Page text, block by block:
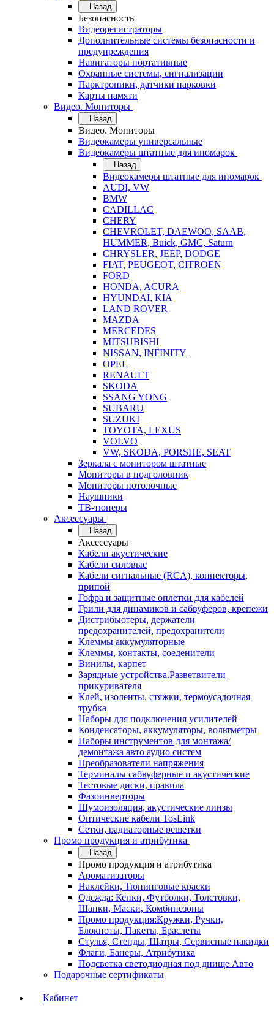
Назад
Безопасность
Видеорегистраторы
Дополнительные системы безопасности и
предупреждения
Навигаторы портативные
Охранные системы, сигнализации
Парктроники, датчики парковки
Карты памяти
Видео. Мониторы
Назад
Видео. Мониторы
Видеокамеры универсальные
Видеокамеры штатные для иномарок
Назад
Видеокамеры штатные для иномарок
AUDI, VW
BMW
CADILLAC
CHERY
CHEVROLET, DAEWOO, SAAB,
HUMMER, Buick, GMC, Saturn
CHRYSLER, JEEP, DODGE
FIAT, PEUGEOT, CITROEN
FORD
HONDA, ACURA
HYUNDAI, KIA
LAND ROVER
MAZDA
MERCEDES
MITSUBISHI
NISSAN, INFINITY
OPEL
RENAULT
SKODA
SSANG YONG
SUBARU
SUZUKI
TOYOTA, LEXUS
VOLVO
VW, SKODA, PORSHE, SEAT
Зеркала с монитором штатные
Мониторы в подголовник
Мониторы потолочные
Наушники
ТВ-тюнеры
Аксессуары
Назад
Аксессуары
Кабели акустические
Кабели силовые
Кабели сигнальные (RCA), коннекторы,
припой
Гофра и защитные оплетки для кабелей
Грили для динамиков и сабвуферов, крепежи
Дистрибьютеры, держатели
предохранителей, предохранители
Клеммы аккумуляторные
Клеммы, контакты, соеденители
Винилы, карпет
Зарядные устройства.Разветвители
прикуривателя
Клей, изоленты, стяжки, термоусадочная
трубка
Наборы для подключения усилителей
Конденсаторы, аккумуляторы, вольтметры
Наборы инструментов для монтажа/
демонтажа авто аудио систем
Преобразователи напряжения
Терминалы сабвуферные и акустические
Тестовые диски, правила
Фазоинверторы
Шумоизоляция, акустические линзы
Оптические кабели TosLink
Сетки, радиаторные решетки
Промо продукция и атрибутика
Назад
Промо продукция и атрибутика
Ароматизаторы
Наклейки, Тюнинговые краски
Одежда: Кепки, Футболки, Толстовки,
Шапки, Маски, Комбинезоны
Промо продукция:Кружки, Ручки,
Блокноты, Пакеты, Браслеты
Стулья, Стенды, Шатры, Сервисные накидки
Флаги, Банеры, Атрибутика
Подсветка светодиодная под днище Авто
Подарочные сертификаты
Кабинет